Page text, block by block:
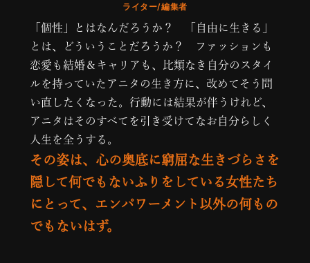
ライター/編集者
「個性」とはなんだろうか？ 「自由に生きる」
とは、どういうことだろうか？ ファッションも
恋愛も結婚＆キャリアも、比類なき自分のスタイ
ルを持っていたアニタの生き方に、改めてそう問
い直したくなった。行動には結果が伴うけれど、
アニタはそのすべてを引き受けてなお自分らしく
人生を全うする。
その姿は、心の奥底に窮屈な生きづらさを
隠して何でもないふりをしている女性たち
にとって、エンパワーメント以外の何もの
でもないはず。